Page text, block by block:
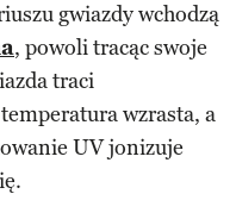
gwiazdy wchodzą
, powoli tracąc swoje
traci
wzrasta, a
UV jonizuje